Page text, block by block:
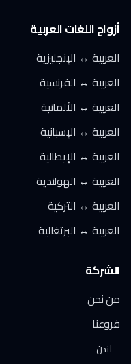
أزواج اللغات العربية
العربية ↔ الإنجليزية
العربية ↔ الفرنسية
العربية ↔ الألمانية
العربية ↔ الإسبانية
العربية ↔ الإيطالية
العربية ↔ الهولندية
العربية ↔ التركية
العربية ↔ البرتغالية
الشركة
من نحن
فروعنا
لندن